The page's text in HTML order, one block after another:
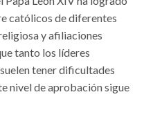
católicos de diferentes
y afiliaciones
tanto los líderes
tener dificultades
nivel de aprobación sigue